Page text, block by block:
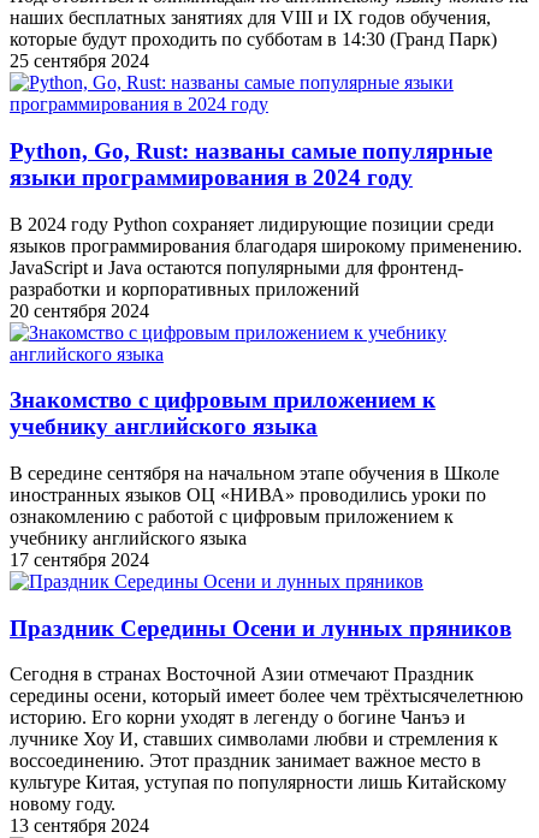
наших бесплатных занятиях для VIII и IX годов обучения,
которые будут проходить по субботам в 14:30 (Гранд Парк)
25 сентября 2024
Python, Go, Rust: названы самые популярные
языки программирования в 2024 году
В 2024 году Python сохраняет лидирующие позиции среди
языков программирования благодаря широкому применению.
JavaScript и Java остаются популярными для фронтенд-
разработки и корпоративных приложений
20 сентября 2024
Знакомство с цифровым приложением к
учебнику английского языка
В середине сентября на начальном этапе обучения в Школе
иностранных языков ОЦ «НИВА» проводились уроки по
ознакомлению с работой с цифровым приложением к
учебнику английского языка
17 сентября 2024
Праздник Середины Осени и лунных пряников
Сегодня в странах Восточной Азии отмечают Праздник
середины осени, который имеет более чем трёхтысячелетнюю
историю. Его корни уходят в легенду о богине Чанъэ и
лучнике Хоу И, ставших символами любви и стремления к
воссоединению. Этот праздник занимает важное место в
культуре Китая, уступая по популярности лишь Китайскому
новому году.
13 сентября 2024